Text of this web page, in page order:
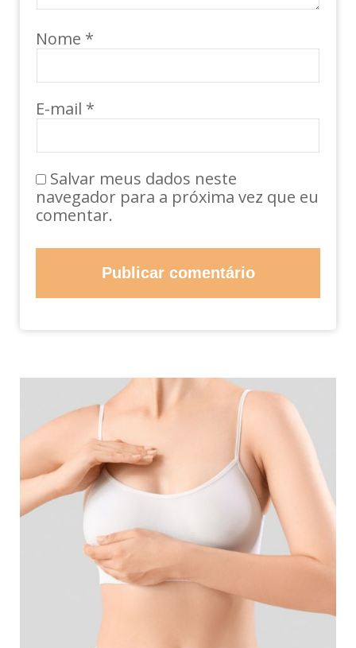
Nome *
E-mail *
Salvar meus dados neste
navegador para a próxima vez que eu
comentar.